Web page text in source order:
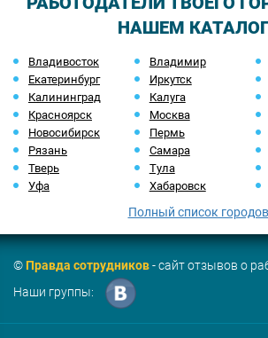
НАШЕМ
Владивосток Владимир
Екатеринбург
Иркутск
Калининград
Калуга
Красноярск
Москва
Новосибирск
Пермь
Рязань
Самара
Тверь
Тула
Уфа
Хабаровск
Полный список городов
©Правда сотрудников- сайт отзывов о
Наши группы: